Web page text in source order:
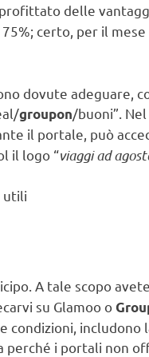
delle
certo, per il mese
dovute adeguare,
groupon/buoni”.
il portale, può
il logo “viaggi ad
utili
A tale scopo
su Glamoo o
condizioni, includono
perché i portali non